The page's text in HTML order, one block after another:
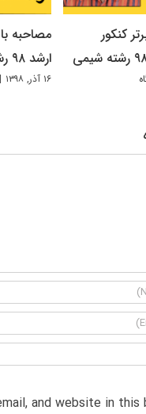
کنکور
ارشد ۹۸ رشته مدیریت رسانه
۱۶ آذر, ۱۳۹۸ |
and website in